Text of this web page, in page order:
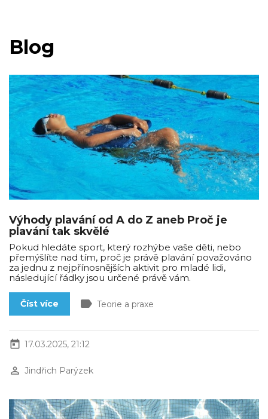
Blog
Výhody plavání od A do Z aneb Proč je
plavání tak skvělé
Pokud hledáte sport, který rozhýbe vaše děti, nebo
přemýšlíte nad tím, proč je právě plavání považováno
za jednu z nejpřínosnějších aktivit pro mladé lidi,
následující řádky jsou určené právě vám.
Číst více label Teorie a praxe
today 17.03.2025, 21:12
perm_identity Jindřich Parýzek